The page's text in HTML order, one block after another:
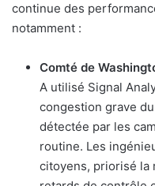
continue des
notamment :
Comté de
A utilisé Signal
congestion grave
détectée par les
routine. Les
citoyens, priorisé la